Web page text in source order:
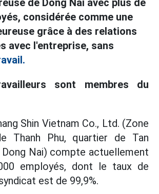
de Dong Nai avec plus de
considérée comme une
grâce à des relations
avec l'entreprise, sans
sont membres du
Shin Vietnam Co., Ltd. (Zone
Thanh Phu, quartier de Tan
Dong Nai) compte actuellement
employés, dont le taux de
est de 99,9%.